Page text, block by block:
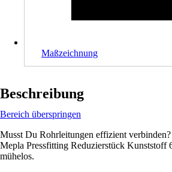
Maßzeichnung
Beschreibung
Bereich überspringen
Musst Du Rohrleitungen effizient
Mepla Pressfitting Reduzierstück Kunststoff
mühelos.